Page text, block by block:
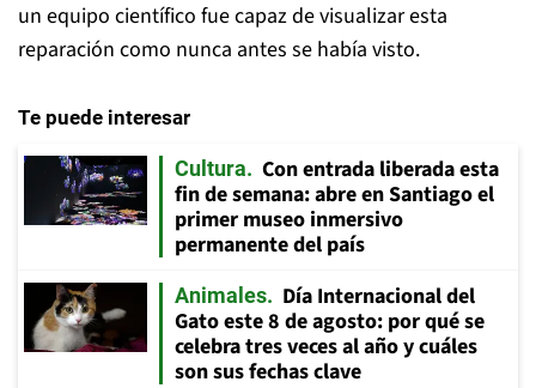
un equipo científico fue capaz de visualizar esta
reparación como nunca antes se había visto.
Te puede interesar
Cultura
Con entrada liberada esta
fin de semana: abre en Santiago el
primer museo inmersivo
permanente del país
Animales
Día Internacional del
Gato este 8 de agosto: por qué se
celebra tres veces al año y cuáles
son sus fechas clave